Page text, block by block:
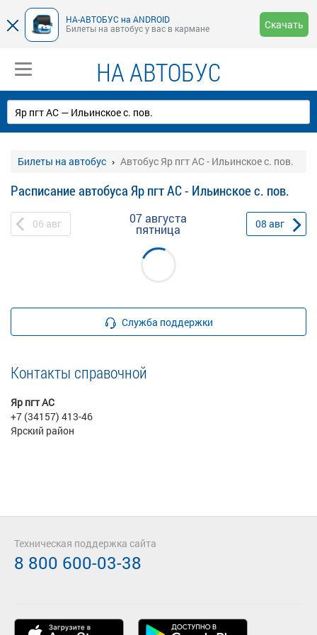
НА-АВТОБУС на ANDROID
Билеты на автобус у вас в кармане
Скачать
НА АВТОБУС
Билеты на автобус Автобус Яр пгт АС - Ильинское с. пов.
Расписание автобуса Яр пгт АС - Ильинское с. пов.
06 авг 07 августа
пятница 08 авг
Служба поддержки
Контакты справочной
Яр пгт АС
+7 (34157) 413-46
Ярский район
Техническая поддержка сайта
8 800 600-03-38